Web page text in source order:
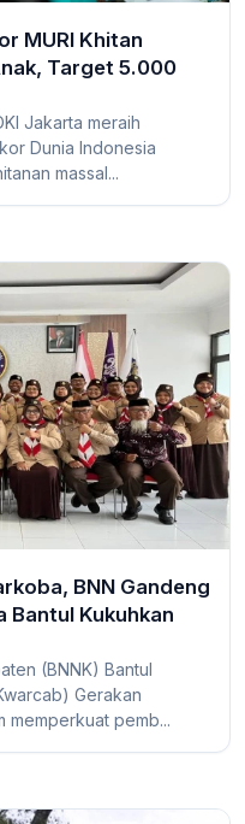
MURI Khitan
Target 5.000
Jakarta meraih
Dunia Indonesia
massal...
BNN Gandeng
Bantul Kukuhkan
(BNNK) Bantul
Gerakan
memperkuat pemb...